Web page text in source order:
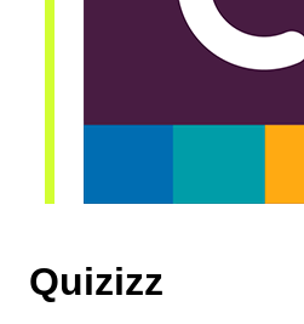
Quizizz